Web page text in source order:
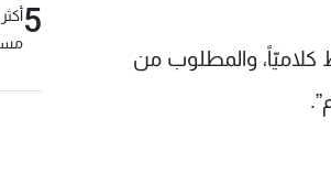
كلاميّاً، والمطلوب من
5